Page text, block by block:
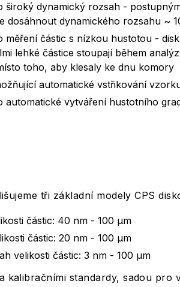
široký dynamický rozsah -
dosáhnout dynamického rozsahu ~
měření částic s nízkou hustotou -
lehké částice stoupají během
toho, aby klesaly ke dnu komory
automatické vstřikování
automatické vytváření hustotního
tři základní modely CPS
částic: 40 nm - 100 μm
částic: 20 nm - 100 μm
velikosti částic: 3 nm - 100 μm
kalibračními standardy, sadou pro